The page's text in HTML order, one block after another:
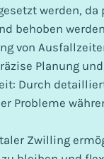
werden, da
behoben
von
Planung
Durch
Probleme
Zwilling